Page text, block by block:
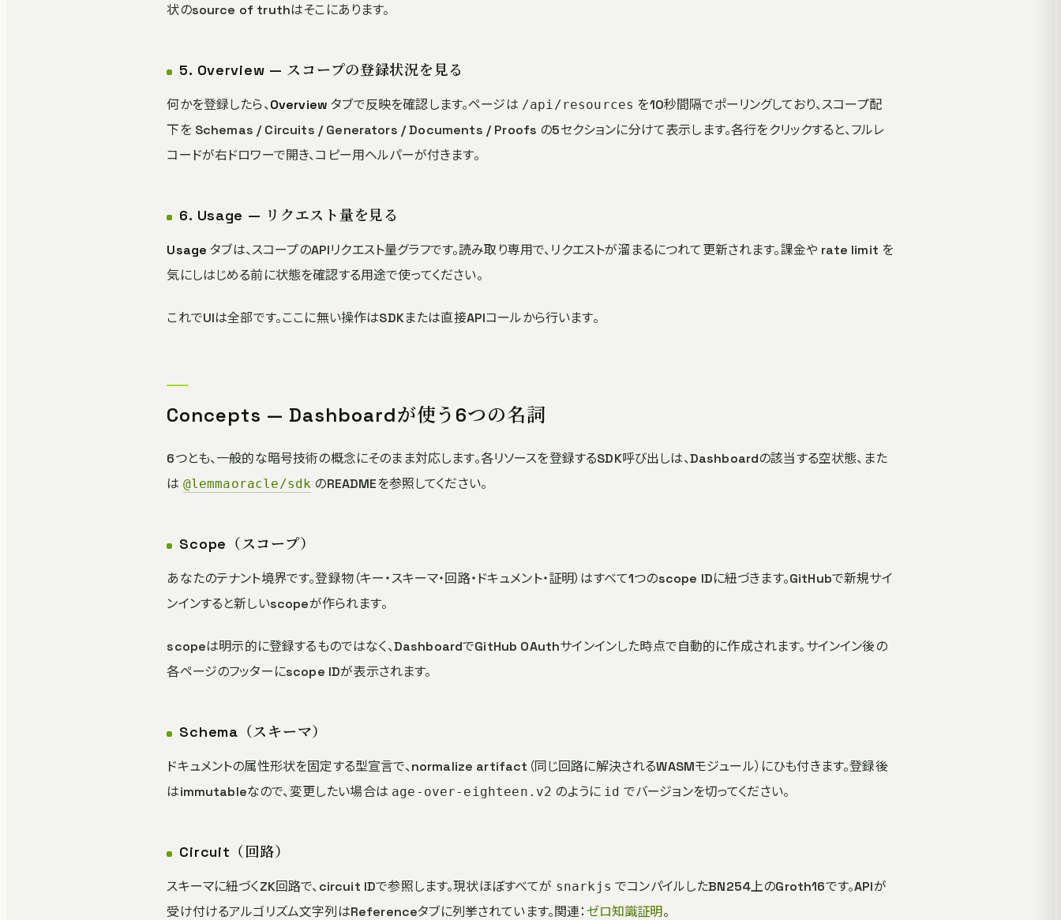
状のsource of truthはそこにあります。
5. Overview — スコープの登録状況を見る
何かを登録したら、Overview タブで反映を確認します。ページは /api/resources を10秒間隔でポーリングしており、スコープ配
下を Schemas / Circuits / Generators / Documents / Proofs の5セクションに分けて表示します。各行をクリックすると、フルレ
コードが右ドロワーで開き、コピー用ヘルパーが付きます。
6. Usage — リクエスト量を見る
Usage タブは、スコープのAPIリクエスト量グラフです。読み取り専用で、リクエストが溜まるにつれて更新されます。課金や rate limit を
気にしはじめる前に状態を確認する用途で使ってください。
これでUIは全部です。ここに無い操作はSDKまたは直接APIコールから行います。
Concepts — Dashboardが使う6つの名詞
6つとも、一般的な暗号技術の概念にそのまま対応します。各リソースを登録するSDK呼び出しは、Dashboardの該当する空状態、また
は @lemmaoracle/sdk のREADMEを参照してください。
Scope（スコープ）
あなたのテナント境界です。登録物（キー・スキーマ・回路・ドキュメント・証明）はすべて1つのscope IDに紐づきます。GitHubで新規サイ
ンインすると新しいscopeが作られます。
scopeは明示的に登録するものではなく、DashboardでGitHub OAuthサインインした時点で自動的に作成されます。サインイン後の
各ページのフッターにscope IDが表示されます。
Schema（スキーマ）
ドキュメントの属性形状を固定する型宣言で、normalize artifact（同じ回路に解決されるWASMモジュール）にひも付きます。登録後
はimmutableなので、変更したい場合は age-over-eighteen.v2 のように id でバージョンを切ってください。
Circuit（回路）
スキーマに紐づくZK回路で、circuit IDで参照します。現状ほぼすべてが snarkjs でコンパイルしたBN254上のGroth16です。APIが
受け付けるアルゴリズム文字列はReferenceタブに列挙されています。関連： ゼロ知識証明。